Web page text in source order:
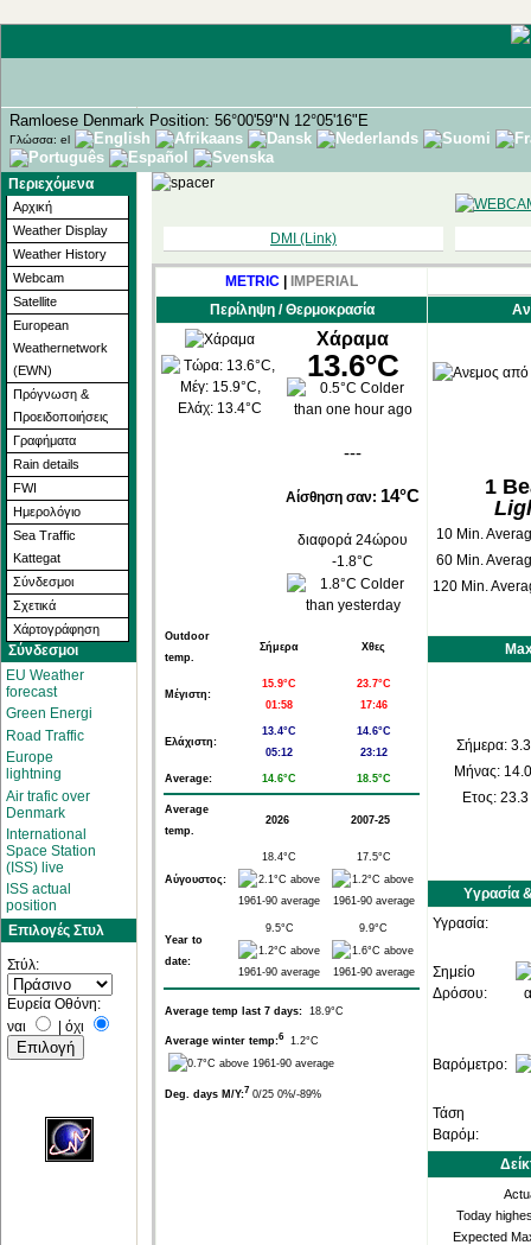
Ramloese Denmark Position: 56°00'59"N 12°05'16"E
Γλώσσα: el
Περιεχόμενα
Αρχική
Weather Display
Weather History
Webcam
Satellite
European
Weathernetwork
(EWN)
Πρόγνωση &
Προειδοποιήσεις
Γραφήματα
Rain details
FWI
Ημερολόγιο
Sea Traffic
Kattegat
Σύνδεσμοι
Σχετικά
Χάρτoγράφηση
Σύνδεσμοι
EU Weather
forecast
Green Energi
Road Traffic
Europe
lightning
Air trafic over
Denmark
International
Space Station
(ISS) live
ISS actual
position
Επιλογές Στυλ
Στύλ:
Ευρεία Οθόνη:
ναι
όχι
DMI (Link)
METRIC
IMPERIAL
Περίληψη / Θερμοκρασία
Χάραμα
13.6°C
---
Αίσθηση σαν: 14°C
διαφορά 24ώρου
-1.8°C
Outdoor
temp.
Σήμερα Χθες
Μέγιστη:
15.9°C
01:58
23.7°C
17:46
Ελάχιστη:
13.4°C
05:12
14.6°C
23:12
Average: 14.6°C 18.5°C
Average
temp.
2026 2007-25
Αύγουστος:
18.4°C 17.5°C
Year to
date:
9.5°C 9.9°C
Average temp last 7 days: 18.9°C
Average winter temp:6 1.2°C
Deg. days M/Y:7 0/25 0%/-89%
1
10 Min.
60 Min.
120 Min.
Σήμερα:
Μήνας:
Ετος: 23.3
Υγρασία
Υγρασία:
Σημείο
Δρόσου:
Βαρόμετρο:
Τάση
Βαρόμ:
Today
Expected